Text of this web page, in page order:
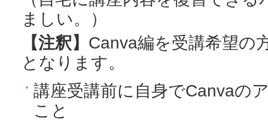
ましい。）
【注釈】 Canva編を受講希望の
となります。
講座受講前に自身でCanvaの
こと